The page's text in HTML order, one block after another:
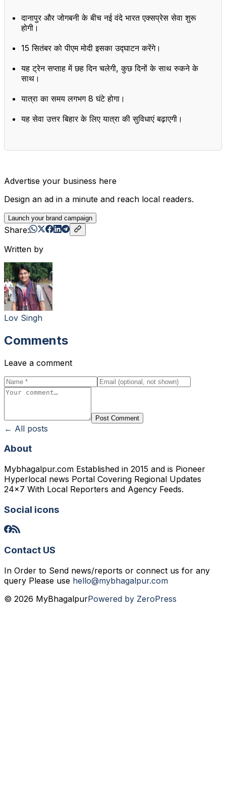
दानापुर और जोगबनी के बीच नई वंदे भारत एक्सप्रेस सेवा शुरू
होगी।
15 सितंबर को पीएम मोदी इसका उद्घाटन करेंगे।
यह ट्रेन सप्ताह में छह दिन चलेगी, कुछ दिनों के साथ रुकने के
साथ।
यात्रा का समय लगभग 8 घंटे होगा।
यह सेवा उत्तर बिहार के लिए यात्रा की सुविधाएं बढ़ाएगी।
Advertise your business here
Design an ad in a minute and reach local readers.
Launch your brand campaign
Share:
Written by
Lov Singh
Comments
Leave a comment
Post Comment
← All posts
About
Mybhagalpur.com Established in 2015 and is Pioneer
Hyperlocal news Portal Covering Regional Updates
24x7 With Local Reporters and Agency Feeds.
Social icons
Contact US
In Order to Send news/reports or connect us for any
query Please use hello@mybhagalpur.com
© 2026 MyBhagalpurPowered by ZeroPress